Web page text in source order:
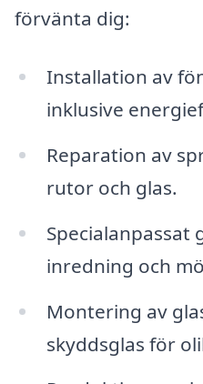
förvänta dig:
Installation av
inklusive
Reparation av
rutor och glas.
Specialanpassat
inredning och
Montering av
skyddsglas för